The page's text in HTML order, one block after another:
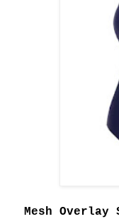
Mesh Overlay